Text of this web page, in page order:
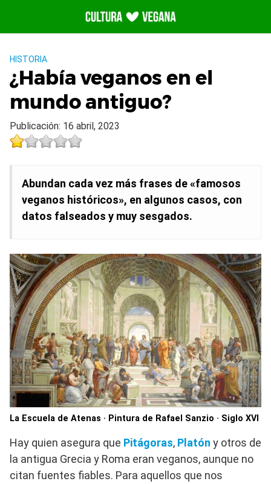
contenido
HISTORIA
¿Había veganos en el
mundo antiguo?
Publicación: 16 abril, 2023
Abundan cada vez más frases de «famosos
veganos históricos», en algunos casos, con
datos falseados y muy sesgados.
La Escuela de Atenas · Pintura de Rafael Sanzio · Siglo XVI
Hay quien asegura que Pitágoras, Platón y otros de
la antigua Grecia y Roma eran veganos, aunque no
citan fuentes fiables. Para aquellos que nos